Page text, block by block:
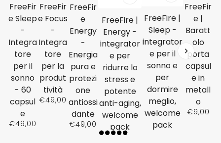
FreeFir
e Sleep
-
Integra
tore
per il
sonno
- 60
capsul
e
€49,00
FreeFir
e Focus
-
Integra
tore
per la
produt
tività
€49,00
FreeFir
e
Energy
-
Energia
pura e
protezi
one
antiossi
dante
€49,00
FreeFire |
Energy -
integrator
e per
ridurre lo
stress e
potente
anti-aging,
welcome
pack
€59,00
FreeFire |
Sleep -
integrator
e per il
sonno e
per
dormire
meglio,
welcome
pack
FreeFir
e |
Baratt
olo
porta
capsul
e in
metall
o
€9,00